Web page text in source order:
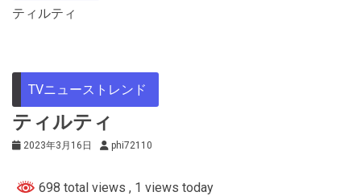
ティルティ
TVニューストレンド
ティルティ
2023年3月16日 phi72110
698 total views , 1 views today